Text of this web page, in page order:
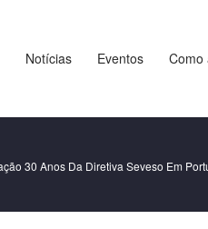
Notícias Eventos Como
30 Anos Da Diretiva Seveso Em